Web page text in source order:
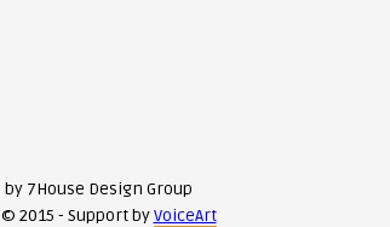
by 7House Design Group
2015 - Support byVoiceArt